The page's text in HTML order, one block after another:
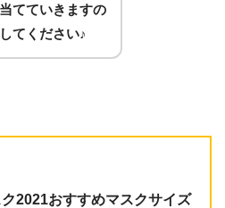
てていきますの
てください♪
2021おすすめマスクサイズ